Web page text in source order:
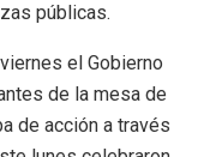
públicas.
el Gobierno
de la mesa de
de acción a través